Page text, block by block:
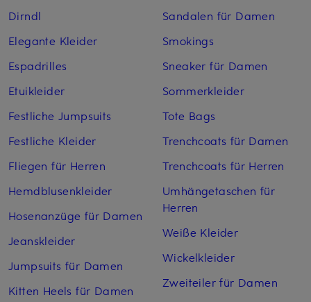
Dirndl
Elegante Kleider
Espadrilles
Etuikleider
Festliche Jumpsuits
Festliche Kleider
Fliegen für Herren
Hemdblusenkleider
Hosenanzüge für Damen
Jeanskleider
Jumpsuits für Damen
Kitten Heels für Damen
Sandalen für Damen
Smokings
Sneaker für Damen
Sommerkleider
Tote Bags
Trenchcoats für Damen
Trenchcoats für Herren
Umhängetaschen für
Herren
Weiße Kleider
Wickelkleider
Zweiteiler für Damen